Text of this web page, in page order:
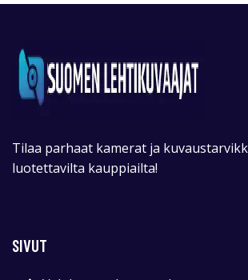
Tilaa parhaat kamerat ja
luotettavilta kauppiailta!
SIVUT